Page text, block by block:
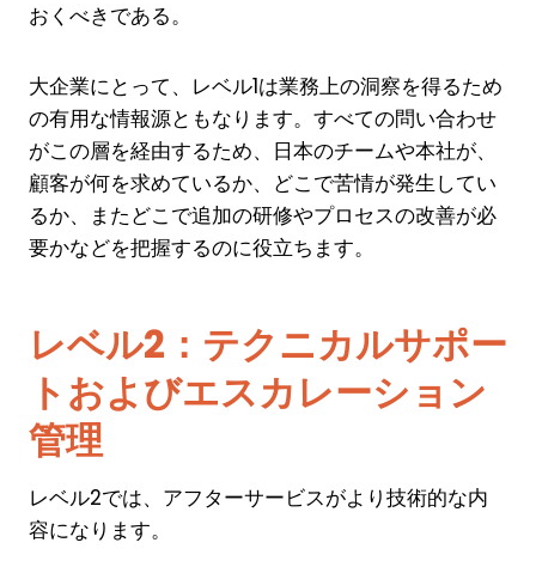
おくべきである。
大企業にとって、レベル1は業務上の洞察を得るため
の有用な情報源ともなります。すべての問い合わせ
がこの層を経由するため、日本のチームや本社が、
顧客が何を求めているか、どこで苦情が発生してい
るか、またどこで追加の研修やプロセスの改善が必
要かなどを把握するのに役立ちます。
レベル2：テクニカルサポー
トおよびエスカレーション
管理
レベル2では、アフターサービスがより技術的な内
容になります。